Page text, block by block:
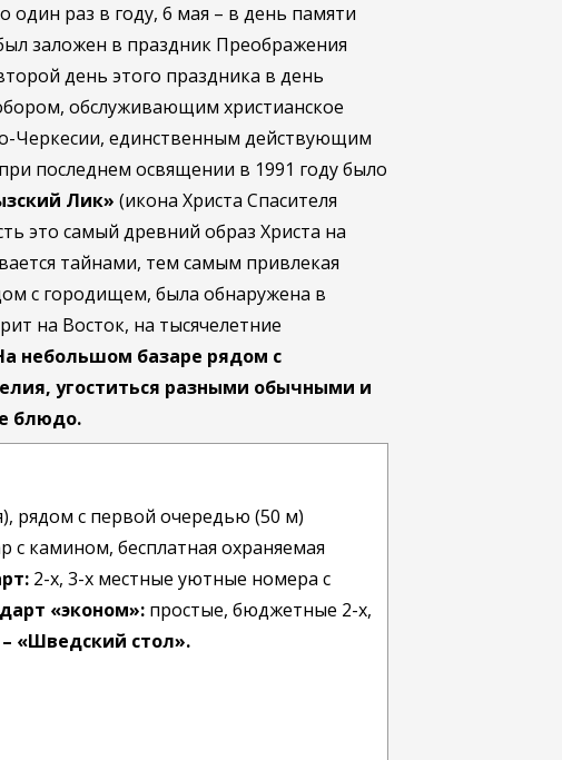
один раз в году, 6 мая – в день памяти
заложен в праздник Преображения
день этого праздника в день
обслуживающим христианское
Черкесии, единственным действующим
последнем освящении в 1991 году было
Лик» (икона Христа Спасителя
это самый древний образ Христа на
тайнами, тем самым привлекая
с городищем, была обнаружена в
на Восток, на тысячелетние
небольшом базаре рядом с
угоститься разными обычными и
блюдо.
рядом с первой очередью (50 м)
с камином, бесплатная охраняемая
2-х, 3-х местные уютные номера с
«эконом»: простые, бюджетные 2-х,
«Шведский стол».